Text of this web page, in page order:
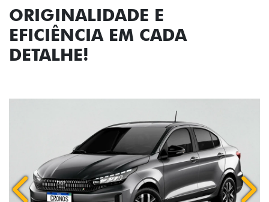
ORIGINALIDADE E
EFICIÊNCIA EM CADA
DETALHE!
Anterior